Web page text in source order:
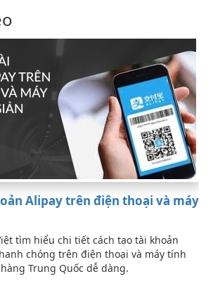
Alipay trên điện thoại và máy
tìm hiểu chi tiết cách tạo tài khoản
chóng trên điện thoại và máy tính
Trung Quốc dễ dàng.